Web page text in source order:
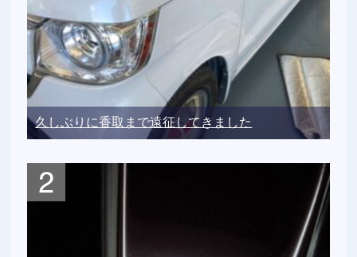
久しぶりに香取まで遠征してきました